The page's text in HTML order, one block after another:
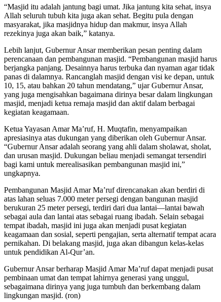
“Masjid itu adalah jantung bagi umat. Jika jantung kita sehat, insya
Allah seluruh tubuh kita juga akan sehat. Begitu pula dengan
masyarakat, jika masjidnya hidup dan makmur, insya Allah
rezekinya juga akan baik,” katanya.
Lebih lanjut, Gubernur Ansar memberikan pesan penting dalam
perencanaan dan pembangunan masjid. “Pembangunan masjid harus
berjangka panjang. Desainnya harus terbuka dan nyaman agar tidak
panas di dalamnya. Rancanglah masjid dengan visi ke depan, untuk
10, 15, atau bahkan 20 tahun mendatang,” ujar Gubernur Ansar,
yang juga mengisahkan bagaimana dirinya besar dalam lingkungan
masjid, menjadi ketua remaja masjid dan aktif dalam berbagai
kegiatan keagamaan.
Ketua Yayasan Amar Ma’ruf, H. Muqtafin, menyampaikan
apresiasinya atas dukungan yang diberikan oleh Gubernur Ansar.
“Gubernur Ansar adalah seorang yang ahli dalam sholawat, sholat,
dan urusan masjid. Dukungan beliau menjadi semangat tersendiri
bagi kami untuk merealisasikan pembangunan masjid ini,”
ungkapnya.
Pembangunan Masjid Amar Ma’ruf direncanakan akan berdiri di
atas lahan seluas 7.000 meter persegi dengan bangunan masjid
berukuran 25 meter persegi, terdiri dari dua lantai—lantai bawah
sebagai aula dan lantai atas sebagai ruang ibadah. Selain sebagai
tempat ibadah, masjid ini juga akan menjadi pusat kegiatan
keagamaan dan sosial, seperti pengajian, serta alternatif tempat acara
pernikahan. Di belakang masjid, juga akan dibangun kelas-kelas
untuk pendidikan Al-Qur’an.
Gubernur Ansar berharap Masjid Amar Ma’ruf dapat menjadi pusat
pembinaan umat dan tempat lahirnya generasi yang unggul,
sebagaimana dirinya yang juga tumbuh dan berkembang dalam
lingkungan masjid. (ron)